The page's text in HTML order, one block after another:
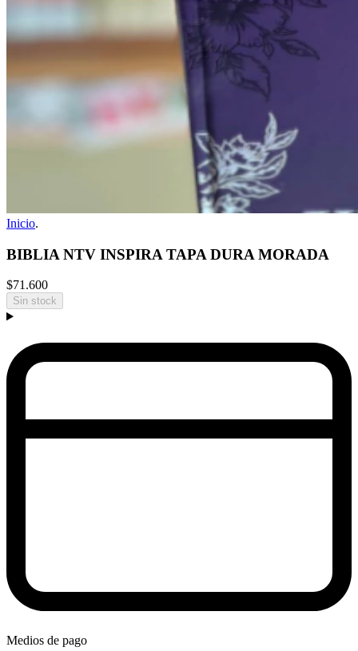
Inicio.
BIBLIA NTV INSPIRA TAPA DURA MORADA
$71.600
Sin stock
Medios de pago